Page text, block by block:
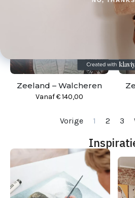
Zeeland – Walcheren
Vanaf€140,00
Vorige 1 2 3